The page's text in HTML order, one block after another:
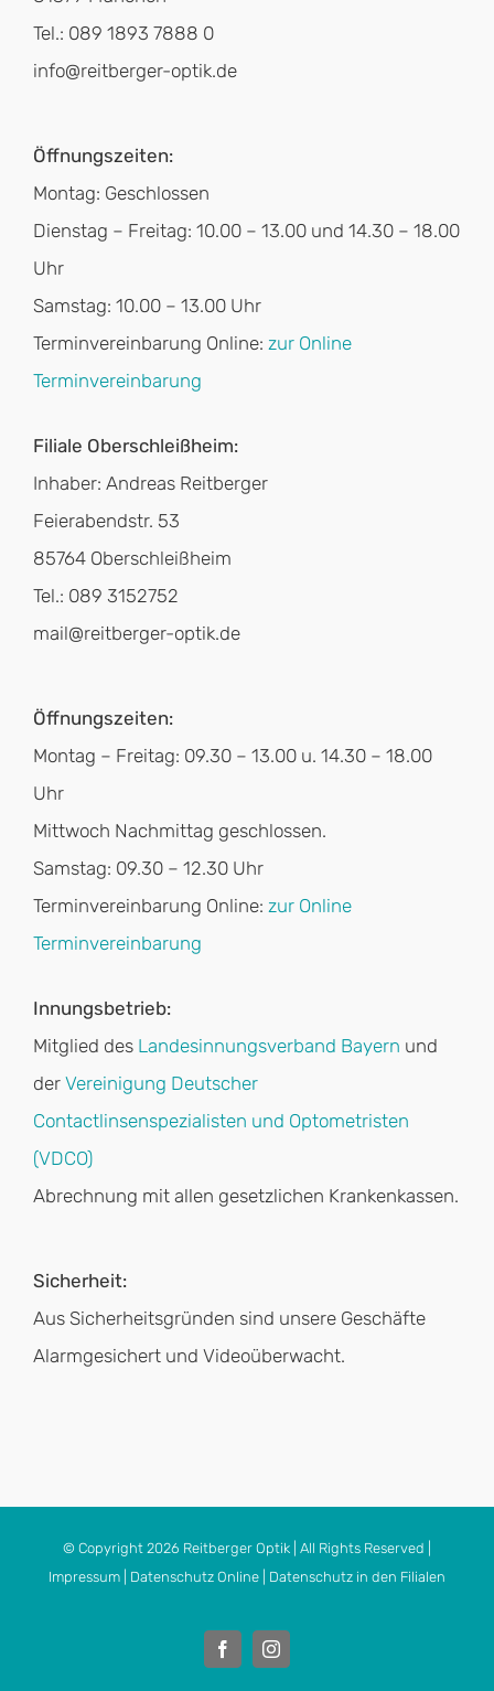
Tel.: 089 1893 7888 0
info@reitberger-optik.de
Öffnungszeiten:
Montag: Geschlossen
Dienstag – Freitag: 10.00 – 13.00 und 14.30 – 18.00
Uhr
Samstag: 10.00 – 13.00 Uhr
Terminvereinbarung Online: zur Online
Terminvereinbarung
Filiale Oberschleißheim:
Inhaber: Andreas Reitberger
Feierabendstr. 53
85764 Oberschleißheim
Tel.: 089 3152752
mail@reitberger-optik.de
Öffnungszeiten:
Montag – Freitag: 09.30 – 13.00 u. 14.30 – 18.00
Uhr
Mittwoch Nachmittag geschlossen.
Samstag: 09.30 – 12.30 Uhr
Terminvereinbarung Online: zur Online
Terminvereinbarung
Innungsbetrieb:
Mitglied des Landesinnungsverband Bayern und
der Vereinigung Deutscher
Contactlinsenspezialisten und Optometristen
(VDCO)
Abrechnung mit allen gesetzlichen Krankenkassen.
Sicherheit:
Aus Sicherheitsgründen sind unsere Geschäfte
Alarmgesichert und Videoüberwacht.
© Copyright 2026 Reitberger Optik | All Rights Reserved |
Impressum
Datenschutz Online Datenschutz in den Filialen
FacebookInstagram